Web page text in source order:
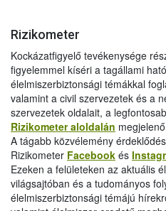
Rizikometer
Kockázatfigyelő tevékenysége
figyelemmel kíséri a tagállami
élelmiszerbiztonsági témákkal
valamint a civil szervezetek és a
szervezetek oldalait, a
Rizikometer aloldalán
A tágabb közvélemény
Rizikometer Facebook és
Ezeken a felületeken az aktuális
világsajtóban és a tudományos
élelmiszerbiztonsági témájú